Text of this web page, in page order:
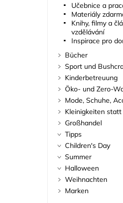
Učebnice a
Materiály
Knihy, filmy a
vzdělávání
Inspirace pro
Bücher
Sport und
Kinderbetreuung
Öko- und Zero-
Mode, Schuhe,
Kleinigkeiten
Großhandel
Tipps
Children's Day
Summer
Halloween
Weihnachten
Marken